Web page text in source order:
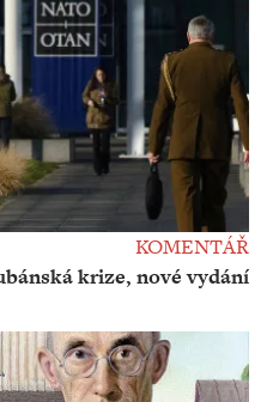
KOMENTÁŘ
krize, nové vydání